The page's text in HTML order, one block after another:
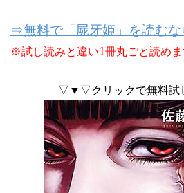
⇒無料で「屍牙姫」を読むな
※試し読みと違い1冊丸ごと読めま
▽▼▽クリックで無料